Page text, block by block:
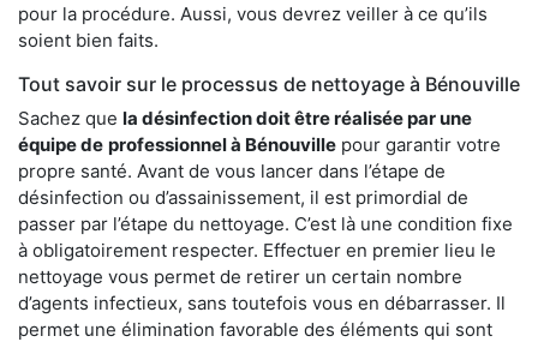
pour la procédure. Aussi, vous devrez veiller à ce qu’ils
soient bien faits.
Tout savoir sur le processus de nettoyage à Bénouville
Sachez que la désinfection doit être réalisée par une
équipe de professionnel à Bénouville pour garantir votre
propre santé. Avant de vous lancer dans l’étape de
désinfection ou d’assainissement, il est primordial de
passer par l’étape du nettoyage. C’est là une condition fixe
à obligatoirement respecter. Effectuer en premier lieu le
nettoyage vous permet de retirer un certain nombre
d’agents infectieux, sans toutefois vous en débarrasser. Il
permet une élimination favorable des éléments qui sont